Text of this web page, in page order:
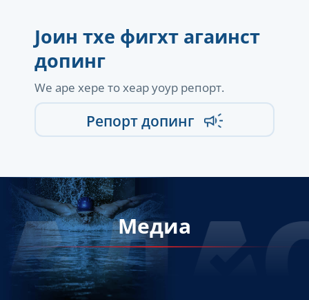
Јоин тхе фигхт агаинст
допинг
Wе аре хере то хеар yоур репорт.
Репорт допинг
Медиа